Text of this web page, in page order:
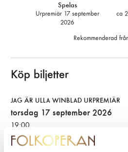
Spelas
Urpremiär 17 september
2026
ca
Rekommenderad
Köp biljetter
JAG ÄR ULLA WINBLAD URPREMIÄR
torsdag 17 september 2026
19:00